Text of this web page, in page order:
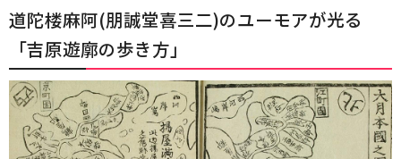
道陀楼麻阿(朋誠堂喜三二)のユーモアが光る
「吉原遊廓の歩き方」